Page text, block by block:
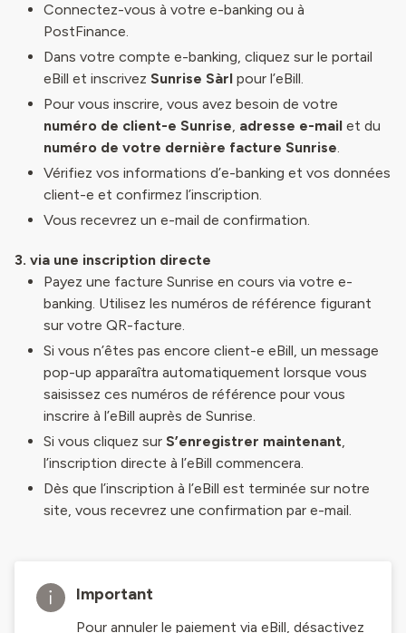
Connectez-vous à votre e-banking ou à
PostFinance.
Dans votre compte e-banking, cliquez sur le portail
eBill et inscrivez Sunrise Sàrl pour l’eBill.
Pour vous inscrire, vous avez besoin de votre
numéro de client-e Sunrise, adresse e-mail et du
numéro de votre dernière facture Sunrise.
Vérifiez vos informations d’e-banking et vos données
client-e et confirmez l’inscription.
Vous recevrez un e-mail de confirmation.
3. via une inscription directe
Payez une facture Sunrise en cours via votre e-
banking. Utilisez les numéros de référence figurant
sur votre QR-facture.
Si vous n’êtes pas encore client-e eBill, un message
pop-up apparaîtra automatiquement lorsque vous
saisissez ces numéros de référence pour vous
inscrire à l’eBill auprès de Sunrise.
Si vous cliquez sur S’enregistrer maintenant,
l’inscription directe à l’eBill commencera.
Dès que l’inscription à l’eBill est terminée sur notre
site, vous recevrez une confirmation par e-mail.
Important
Pour annuler le paiement via eBill, désactivez